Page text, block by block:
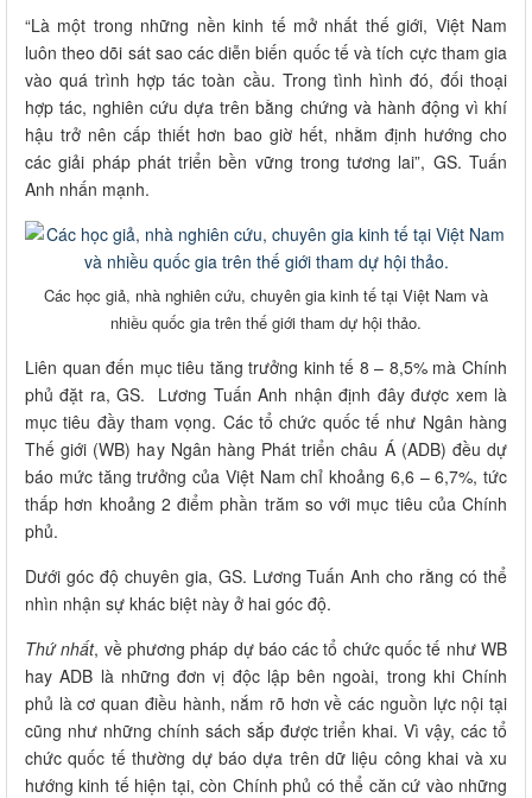
“Là một trong những nền kinh tế mở nhất thế giới, Việt Nam
luôn theo dõi sát sao các diễn biến quốc tế và tích cực tham gia
vào quá trình hợp tác toàn cầu. Trong tình hình đó, đối thoại
hợp tác, nghiên cứu dựa trên bằng chứng và hành động vì khí
hậu trở nên cấp thiết hơn bao giờ hết, nhằm định hướng cho
các giải pháp phát triển bền vững trong tương lai”, GS. Tuấn
Anh nhấn mạnh.
Các học giả, nhà nghiên cứu, chuyên gia kinh tế tại Việt Nam và
nhiều quốc gia trên thế giới tham dự hội thảo.
Liên quan đến mục tiêu tăng trưởng kinh tế 8 – 8,5% mà Chính
phủ đặt ra, GS. Lương Tuấn Anh nhận định đây được xem là
mục tiêu đầy tham vọng. Các tổ chức quốc tế như Ngân hàng
Thế giới (WB) hay Ngân hàng Phát triển châu Á (ADB) đều dự
báo mức tăng trưởng của Việt Nam chỉ khoảng 6,6 – 6,7%, tức
thấp hơn khoảng 2 điểm phần trăm so với mục tiêu của Chính
phủ.
Dưới góc độ chuyên gia, GS. Lương Tuấn Anh cho rằng có thể
nhìn nhận sự khác biệt này ở hai góc độ.
Thứ nhất, về phương pháp dự báo các tổ chức quốc tế như WB
hay ADB là những đơn vị độc lập bên ngoài, trong khi Chính
phủ là cơ quan điều hành, nắm rõ hơn về các nguồn lực nội tại
cũng như những chính sách sắp được triển khai. Vì vậy, các tổ
chức quốc tế thường dự báo dựa trên dữ liệu công khai và xu
hướng kinh tế hiện tại, còn Chính phủ có thể căn cứ vào những